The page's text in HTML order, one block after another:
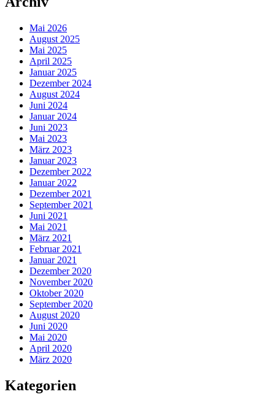
Mai 2026
August 2025
Mai 2025
April 2025
Januar 2025
Dezember 2024
August 2024
Juni 2024
Januar 2024
Juni 2023
Mai 2023
März 2023
Januar 2023
Dezember 2022
Januar 2022
Dezember 2021
September 2021
Juni 2021
Mai 2021
März 2021
Februar 2021
Januar 2021
Dezember 2020
November 2020
Oktober 2020
September 2020
August 2020
Juni 2020
Mai 2020
April 2020
März 2020
Kategorien